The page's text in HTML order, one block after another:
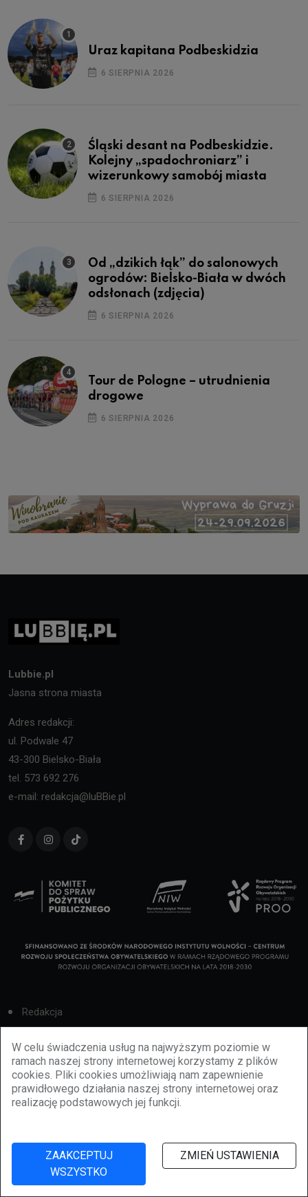
W celu świadczenia usług na najwyższym poziomie w
ramach naszej strony internetowej korzystamy z plików
cookies. Pliki cookies umożliwiają nam zapewnienie
prawidłowego działania naszej strony internetowej oraz
realizację podstawowych jej funkcji.
ZAAKCEPTUJ
WSZYSTKO
ZMIEŃ USTAWIENIA
Uraz kapitana Podbeskidzia
6 SIERPNIA 2026
Śląski desant na Podbeskidzie.
Kolejny „spadochroniarz” i
wizerunkowy samobój miasta
6 SIERPNIA 2026
Od „dzikich łąk” do salonowych
ogrodów: Bielsko-Biała w dwóch
odsłonach (zdjęcia)
6 SIERPNIA 2026
Tour de Pologne – utrudnienia
drogowe
6 SIERPNIA 2026
Lubbie.pl
Jasna strona miasta
Adres redakcji:
ul. Podwale 47
43-300 Bielsko-Biała
tel. 573 692 276
e-mail: redakcja@luBBie.pl
Redakcja
Cookies
Reklama
BBiletomania